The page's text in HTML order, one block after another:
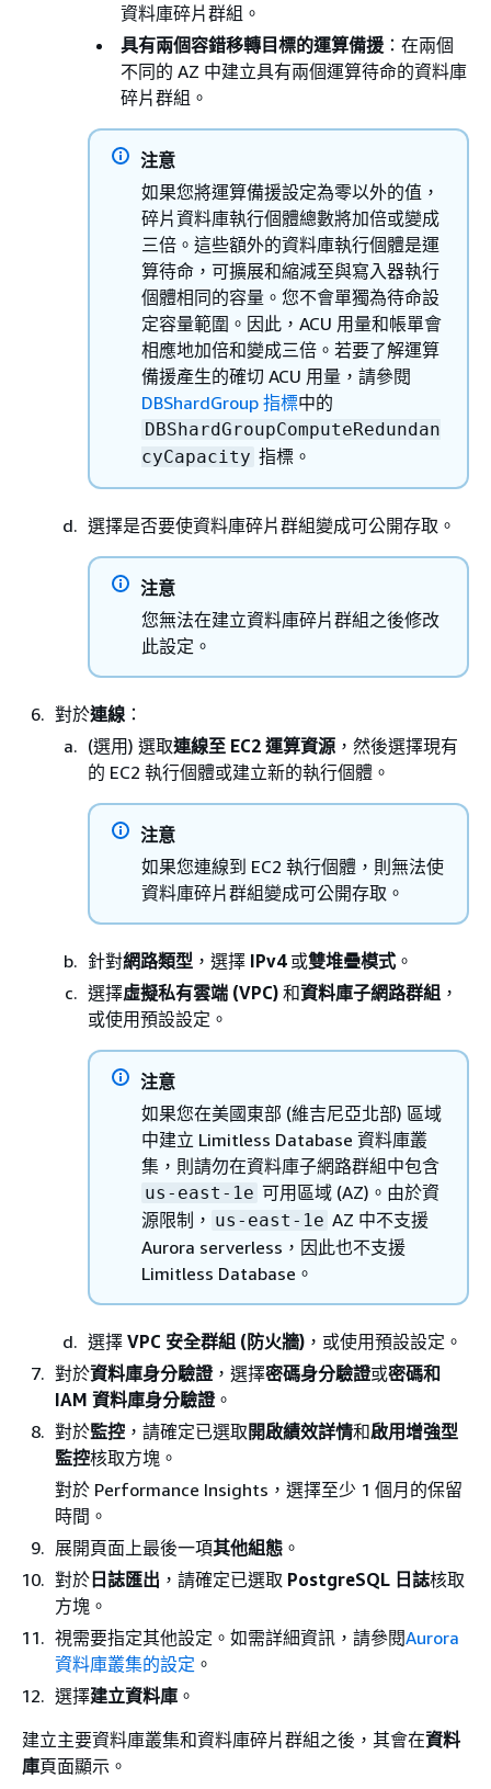
資料庫碎片群組。
具有兩個容錯移轉目標的運算備援 ：在兩個
不同的 AZ 中建立具有兩個運算待命的資料庫
碎片群組。
注意
如果您將運算備援設定為零以外的值，
碎片資料庫執行個體總數將加倍或變成
三倍。這些額外的資料庫執行個體是運
算待命，可擴展和縮減至與寫入器執行
個體相同的容量。您不會單獨為待命設
定容量範圍。因此，ACU 用量和帳單會
相應地加倍和變成三倍。若要了解運算
備援產生的確切 ACU 用量，請參閱
DBShardGroup 指標中的
DBShardGroupComputeRedundan
cyCapacity 指標。
選擇是否要使資料庫碎片群組變成可公開存取。
注意
您無法在建立資料庫碎片群組之後修改
此設定。
對於連線 ：
(選用) 選取連線至 EC2 運算資源 ，然後選擇現有
的 EC2 執行個體或建立新的執行個體。
注意
如果您連線到 EC2 執行個體，則無法使
資料庫碎片群組變成可公開存取。
針對網路類型 ，選擇 IPv4或雙堆疊模式 。
選擇虛擬私有雲端 (VPC) 和資料庫子網路群組 ，
或使用預設設定。
注意
如果您在美國東部 (維吉尼亞北部) 區域
中建立 Limitless Database 資料庫叢
集，則請勿在資料庫子網路群組中包含
us-east-1e 可用區域 (AZ)。由於資
源限制， us-east-1e AZ 中不支援
Aurora serverless，因此也不支援
Limitless Database。
選擇 VPC 安全群組 (防火牆) ，或使用預設設定。
對於資料庫身分驗證 ，選擇密碼身分驗證或密碼和
IAM 資料庫身分驗證 。
對於監控 ，請確定已選取開啟績效詳情和啟用增強型
監控核取方塊。
對於 Performance Insights，選擇至少 1 個月的保留
時間。
展開頁面上最後一項其他組態 。
對於日誌匯出 ，請確定已選取 PostgreSQL 日誌核取
方塊。
視需要指定其他設定。如需詳細資訊，請參閱Aurora
資料庫叢集的設定 。
選擇建立資料庫 。
建立主要資料庫叢集和資料庫碎片群組之後，其會在資料
庫頁面顯示。